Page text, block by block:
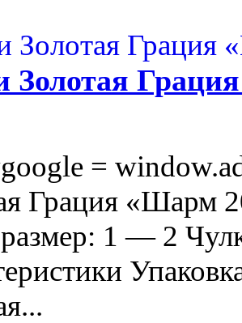
Золотая
=
Грация «Шарм
размер: 1 — 2